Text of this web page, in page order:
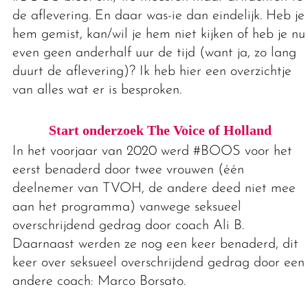
de aflevering. En daar was-ie dan eindelijk. Heb je
hem gemist, kan/wil je hem niet kijken of heb je nu
even geen anderhalf uur de tijd (want ja, zo lang
duurt de aflevering)? Ik heb hier een overzichtje
van alles wat er is besproken.
Start onderzoek The Voice of Holland
In het voorjaar van 2020 werd #BOOS voor het
eerst benaderd door twee vrouwen (één
deelnemer van TVOH, de andere deed niet mee
aan het programma) vanwege seksueel
overschrijdend gedrag door coach Ali B.
Daarnaast werden ze nog een keer benaderd, dit
keer over seksueel overschrijdend gedrag door een
andere coach: Marco Borsato.